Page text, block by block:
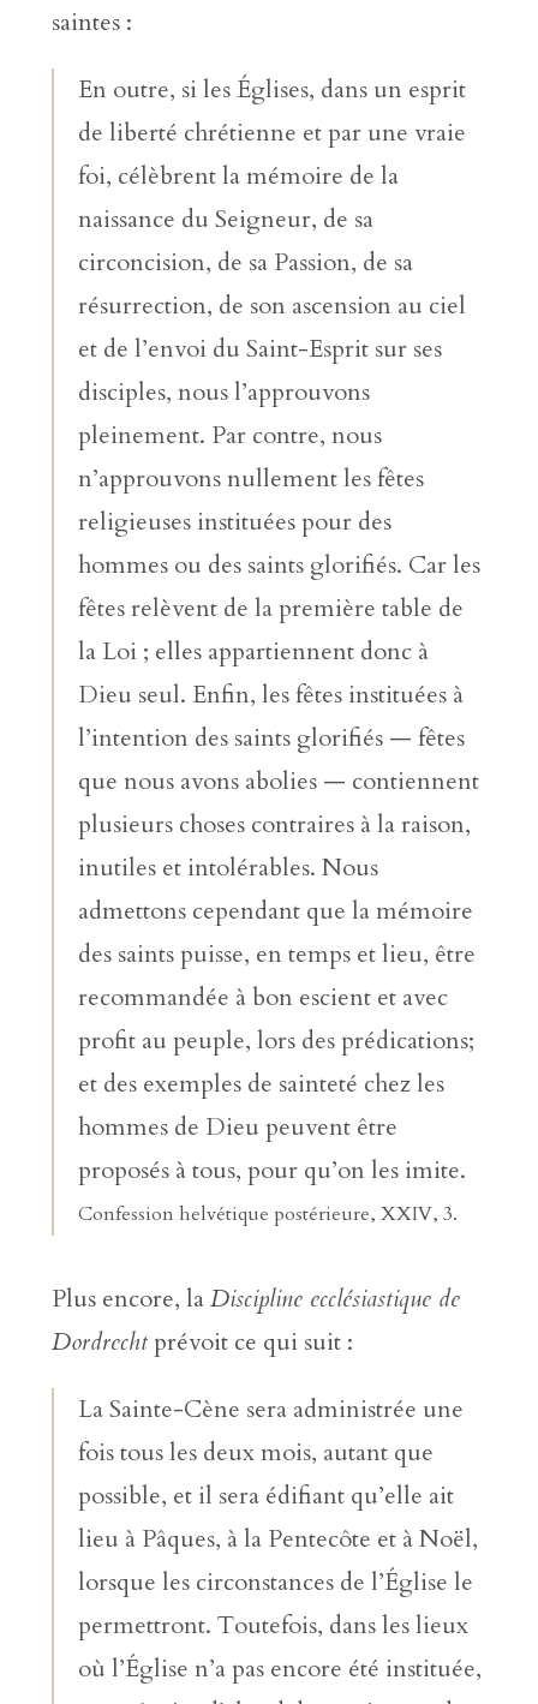
saintes :
En outre, si les Églises, dans un esprit
de liberté chrétienne et par une vraie
foi, célèbrent la mémoire de la
naissance du Seigneur, de sa
circoncision, de sa Passion, de sa
résurrection, de son ascension au ciel
et de l’envoi du Saint-Esprit sur ses
disciples, nous l’approuvons
pleinement. Par contre, nous
n’approuvons nullement les fêtes
religieuses instituées pour des
hommes ou des saints glorifiés. Car les
fêtes relèvent de la première table de
la Loi ; elles appartiennent donc à
Dieu seul. Enfin, les fêtes instituées à
l’intention des saints glorifiés — fêtes
que nous avons abolies — contiennent
plusieurs choses contraires à la raison,
inutiles et intolérables. Nous
admettons cependant que la mémoire
des saints puisse, en temps et lieu, être
recommandée à bon escient et avec
profit au peuple, lors des prédications;
et des exemples de sainteté chez les
hommes de Dieu peuvent être
proposés à tous, pour qu’on les imite.
Confession helvétique postérieure, XXIV, 3.
Plus encore, laDiscipline ecclésiastique de
Dordrechtprévoit ce qui suit :
La Sainte-Cène sera administrée une
fois tous les deux mois, autant que
possible, et il sera édifiant qu’elle ait
lieu à Pâques, à la Pentecôte et à Noël,
lorsque les circonstances de l’Église le
permettront. Toutefois, dans les lieux
où l’Église n’a pas encore été instituée,